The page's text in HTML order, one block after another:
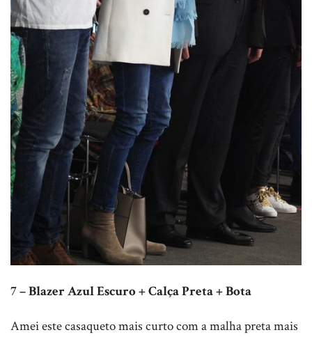
7 – Blazer Azul Escuro + Calça Preta + Bota
Amei este casaqueto mais curto com a malha preta mais